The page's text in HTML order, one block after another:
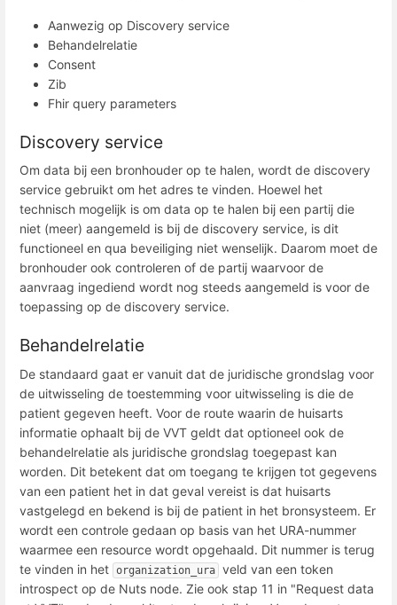
Aanwezig op Discovery service
Behandelrelatie
Consent
Zib
Fhir query parameters
Discovery service
Om data bij een bronhouder op te halen, wordt de discovery
service gebruikt om het adres te vinden. Hoewel het
technisch mogelijk is om data op te halen bij een partij die
niet (meer) aangemeld is bij de discovery service, is dit
functioneel en qua beveiliging niet wenselijk. Daarom moet de
bronhouder ook controleren of de partij waarvoor de
aanvraag ingediend wordt nog steeds aangemeld is voor de
toepassing op de discovery service.
Behandelrelatie
De standaard gaat er vanuit dat de juridische grondslag voor
de uitwisseling de toestemming voor uitwisseling is die de
patient gegeven heeft. Voor de route waarin de huisarts
informatie ophaalt bij de VVT geldt dat optioneel ook de
behandelrelatie als juridische grondslag toegepast kan
worden. Dit betekent dat om toegang te krijgen tot gegevens
van een patient het in dat geval vereist is dat huisarts
vastgelegd en bekend is bij de patient in het bronsysteem. Er
wordt een controle gedaan op basis van het URA-nummer
waarmee een resource wordt opgehaald. Dit nummer is terug
te vinden in het organization_ura veld van een token
introspect op de Nuts node. Zie ook stap 11 in "Request data